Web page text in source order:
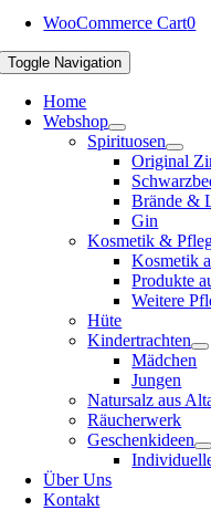
WooCommerce Cart0
Toggle Navigation
Home
Webshop
Spirituosen
Original
Brände &
Gin
Kosmetik &
Kosmetik
Produkte
Weitere
Hüte
Kindertrachten
Mädchen
Jungen
Natursalz aus
Räucherwerk
Geschenkideen
Über Uns
Kontakt